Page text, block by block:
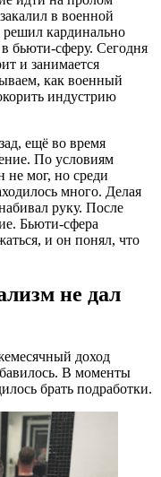
в военной
кардинально
бьюти-сферу. Сегодня
и занимается
как военный
индустрию
ещё во время
По условиям
не мог, но среди
много. Делая
руку. После
Бьюти-сфера
и он понял, что
не дал
доход
В моменты
брать подработки.